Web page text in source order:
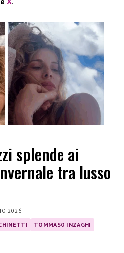
splende ai
tra lusso
2026
TOMMASO INZAGHI